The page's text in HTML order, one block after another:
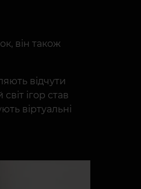
він також
відчути
ігор став
віртуальні